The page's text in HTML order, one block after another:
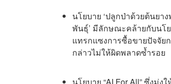
นโยบาย ‘ปลูกป่าด้วยต้นยา
พันธุ์’ มีลักษณะคล้ายกับนโ
แทรกแซงการซื้อขายปัจจัย
กล่าวไม่ให้ผิดพลาดซ้ำรอย
นโยบาย “AI For All” ซึ่งมุ่